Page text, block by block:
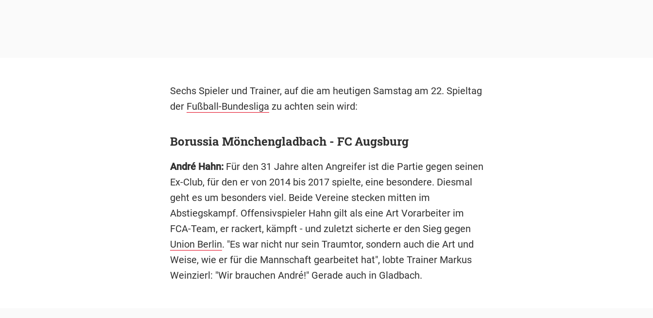
Sechs Spieler und Trainer, auf die am heutigen Samstag am 22. Spieltag
der Fußball-Bundesliga zu achten sein wird:
Borussia Mönchengladbach - FC Augsburg
André Hahn:Für den 31 Jahre alten Angreifer ist die Partie gegen seinen
Ex-Club, für den er von 2014 bis 2017 spielte, eine besondere. Diesmal
geht es um besonders viel. Beide Vereine stecken mitten im
Abstiegskampf. Offensivspieler Hahn gilt als eine Art Vorarbeiter im
FCA-Team, er rackert, kämpft - und zuletzt sicherte er den Sieg gegen
Union Berlin. "Es war nicht nur sein Traumtor, sondern auch die Art und
Weise, wie er für die Mannschaft gearbeitet hat", lobte Trainer Markus
Weinzierl: "Wir brauchen André!" Gerade auch in Gladbach.